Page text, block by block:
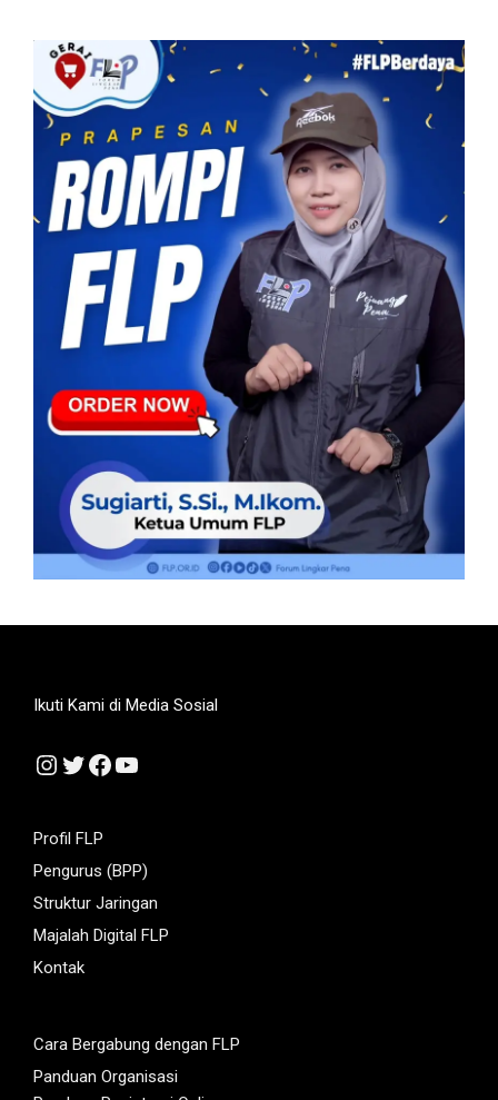
Ikuti Kami di Media Sosial
Instagram
Twitter
Facebook
YouTube
Profil FLP
Pengurus (BPP)
Struktur Jaringan
Majalah Digital FLP
Kontak
Cara Bergabung dengan FLP
Panduan Organisasi